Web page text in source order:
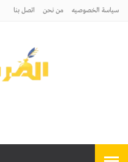
سياسة الخصوصيه من نحن اتصل بنا